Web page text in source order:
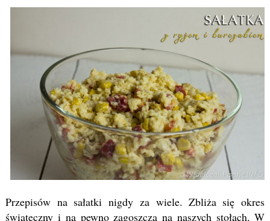
Przepisów na sałatki nigdy za wiele. Zbliża się okres
świąteczny i na pewno zagoszczą na naszych stołach. W